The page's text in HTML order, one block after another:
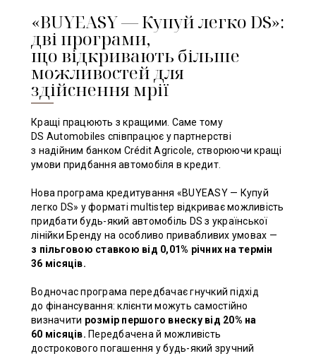
«BUYEASY — Купуй легко DS»:
дві програми,
що відкривають більше
можливостей для
здійснення мрії
Кращі працюють з кращими. Саме тому
DS Automobiles співпрацює у партнерстві
з надійним банком Crédit Agricole, створюючи кращі
умови придбання автомобіля в кредит.
Нова програма кредитування «BUYEASY — Купуй
легко DS» у форматі multistep відкриває можливість
придбати будь-який автомобіль DS з української
лінійки Бренду на особливо привабливих умовах —
з пільговою ставкою від 0,01% річних на термін
36 місяців.
Водночас програма передбачає гнучкий підхід
до фінансування: клієнти можуть самостійно
визначити розмір першого внеску від 20% на
60 місяців. Передбачена й можливість
дострокового погашення у будь-який зручний